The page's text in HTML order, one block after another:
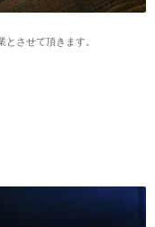
とさせて頂きます。